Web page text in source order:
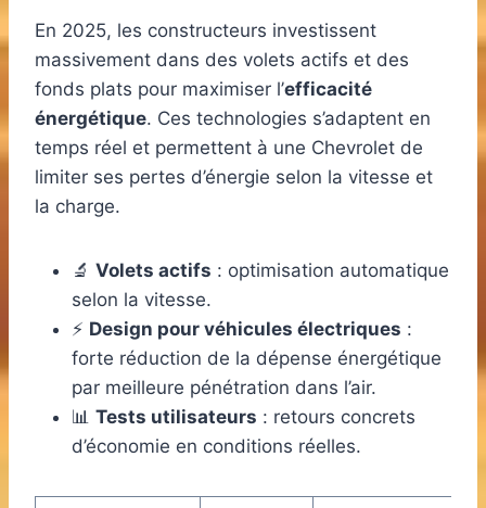
En 2025, les constructeurs investissent
massivement dans des volets actifs et des
fonds plats pour maximiser l’efficacité
énergétique. Ces technologies s’adaptent en
temps réel et permettent à une Chevrolet de
limiter ses pertes d’énergie selon la vitesse et
la charge.
🔬 Volets actifs : optimisation automatique
selon la vitesse.
⚡ Design pour véhicules électriques :
forte réduction de la dépense énergétique
par meilleure pénétration dans l’air.
📊 Tests utilisateurs : retours concrets
d’économie en conditions réelles.